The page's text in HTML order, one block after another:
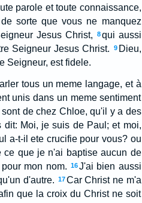
parole et toute connaissance,
de sorte que vous ne manquez
Jesus Christ,
8 qui aussi
Seigneur Jesus Christ.
9 Dieu,
Seigneur, est fidele.
tous un meme langage, et à
unis dans un meme sentiment
de chez Chloe, qu'il y a des
Moi, je suis de Paul; et moi,
a-t-il ete crucifie pour vous? ou
ce que je n'ai baptise aucun de
mon nom. 16J'ai bien aussi
d'autre. 17Car Christ ne m'a
que la croix du Christ ne soit